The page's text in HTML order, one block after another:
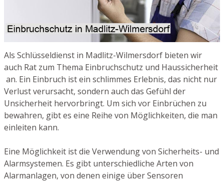
Als Schlüsseldienst in Madlitz-Wilmersdorf bieten wir
auch Rat zum Thema Einbruchschutz und Haussicherheit
an. Ein Einbruch ist ein schlimmes Erlebnis, das nicht nur
Verlust verursacht, sondern auch das Gefühl der
Unsicherheit hervorbringt. Um sich vor Einbrüchen zu
bewahren, gibt es eine Reihe von Möglichkeiten, die man
einleiten kann.
Eine Möglichkeit ist die Verwendung von Sicherheits- und
Alarmsystemen. Es gibt unterschiedliche Arten von
Alarmanlagen, von denen einige über Sensoren